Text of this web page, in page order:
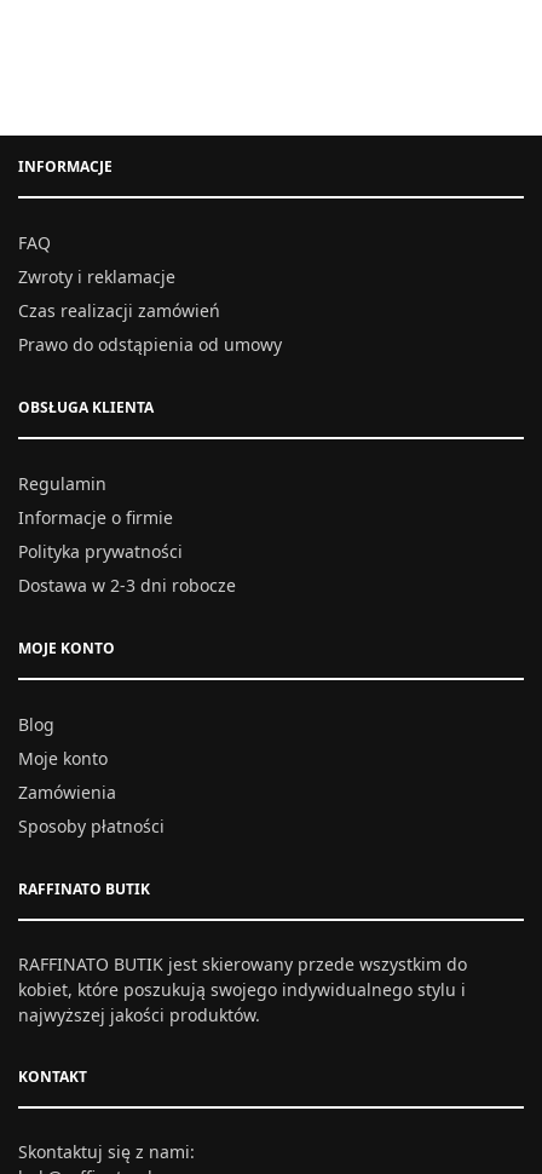
INFORMACJE
FAQ
Zwroty i reklamacje
Czas realizacji zamówień
Prawo do odstąpienia od umowy
OBSŁUGA KLIENTA
Regulamin
Informacje o firmie
Polityka prywatności
Dostawa w 2-3 dni robocze
MOJE KONTO
Blog
Moje konto
Zamówienia
Sposoby płatności
RAFFINATO BUTIK
RAFFINATO BUTIK jest skierowany przede wszystkim do
kobiet, które poszukują swojego indywidualnego stylu i
najwyższej jakości produktów.
KONTAKT
Skontaktuj się z nami: